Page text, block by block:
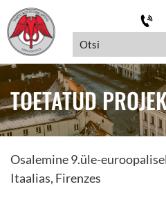
TOETATUD
Osalemine 9.üle-
Itaalias, Firenzes